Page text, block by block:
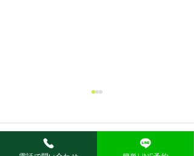
Information
コメント